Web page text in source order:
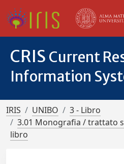
CRIS Current
Information
IRIS UNIBO
3 - Libro
3.01 Monografia / trattato
libro